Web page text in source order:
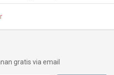
gratis via email